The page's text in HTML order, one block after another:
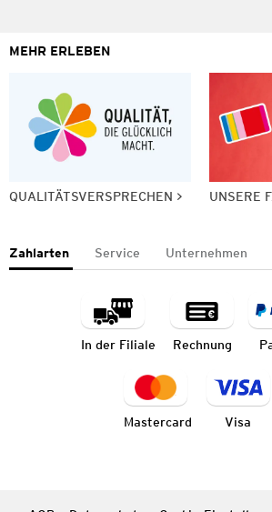
MEHR ERLEBEN
QUALITÄTSVERSPRECHEN UNSERE
Zahlarten Service Unternehmen
In der Filiale Rechnung
Mastercard Visa